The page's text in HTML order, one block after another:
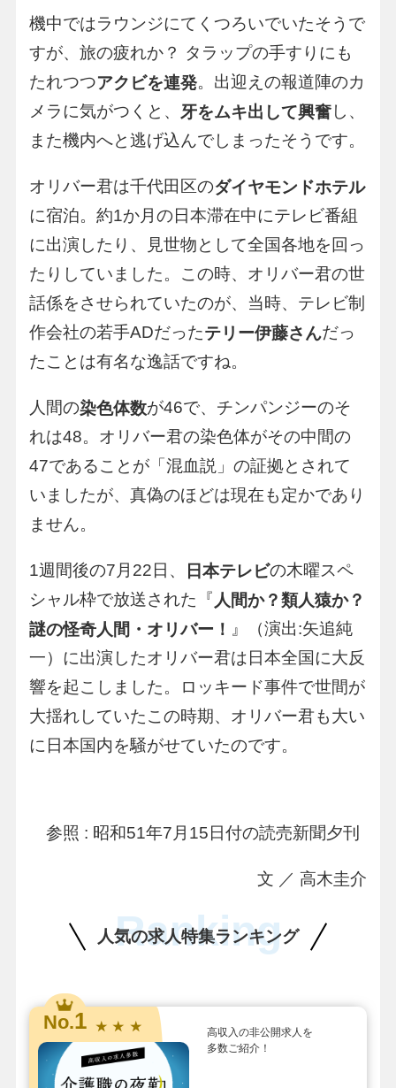
機中ではラウンジにてくつろいでいたそうで
すが、旅の疲れか？ タラップの手すりにも
たれつつアクビを連発。出迎えの報道陣のカ
メラに気がつくと、 牙をムキ出して興奮し、
また機内へと逃げ込んでしまったそうです。
オリバー君は千代田区のダイヤモンドホテル
に宿泊。約1か月の日本滞在中にテレビ番組
に出演したり、見世物として全国各地を回っ
たりしていました。この時、オリバー君の世
話係をさせられていたのが、当時、テレビ制
作会社の若手ADだったテリー伊藤さんだっ
たことは有名な逸話ですね。
人間の染色体数が46で、チンパンジーのそ
れは48。オリバー君の染色体がその中間の
47であることが「混血説」の証拠とされて
いましたが、真偽のほどは現在も定かであり
ません。
1週間後の7月22日、 日本テレビの木曜スペ
シャル枠で放送された『 人間か？類人猿か？
謎の怪奇人間・オリバー！ 』（演出:矢追純
一）に出演したオリバー君は日本全国に大反
響を起こしました。ロッキード事件で世間が
大揺れしていたこの時期、オリバー君も大い
に日本国内を騒がせていたのです。
参照 : 昭和51年7月15日付の読売新聞夕刊
文 ／ 高木圭介
人気の求人特集ランキング
Ranking
No.1 ★ ★ ★
高収入の非公開求人を
多数ご紹介！